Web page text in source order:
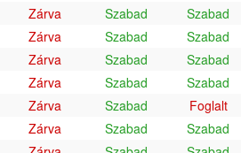
Zárva Szabad
Szabad
Zárva Szabad
Szabad
Zárva Szabad
Szabad
Zárva Szabad
Szabad
Zárva Szabad
Foglalt
Zárva Szabad
Szabad